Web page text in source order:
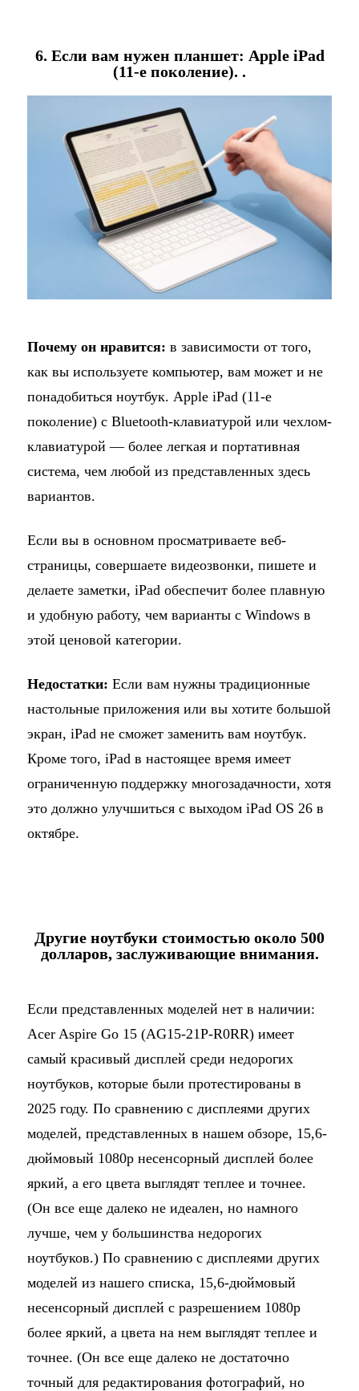
6. Если вам нужен планшет: Apple iPad
(11-е поколение). .
Почему он нравится: в зависимости от того,
как вы используете компьютер, вам может и не
понадобиться ноутбук. Apple iPad (11-е
поколение) с Bluetooth-клавиатурой или чехлом-
клавиатурой — более легкая и портативная
система, чем любой из представленных здесь
вариантов.
Если вы в основном просматриваете веб-
страницы, совершаете видеозвонки, пишете и
делаете заметки, iPad обеспечит более плавную
и удобную работу, чем варианты с Windows в
этой ценовой категории.
Недостатки: Если вам нужны традиционные
настольные приложения или вы хотите большой
экран, iPad не сможет заменить вам ноутбук.
Кроме того, iPad в настоящее время имеет
ограниченную поддержку многозадачности, хотя
это должно улучшиться с выходом iPad OS 26 в
октябре.
Другие ноутбуки стоимостью около 500
долларов, заслуживающие внимания.
Если представленных моделей нет в наличии:
Acer Aspire Go 15 (AG15-21P-R0RR) имеет
самый красивый дисплей среди недорогих
ноутбуков, которые были протестированы в
2025 году. По сравнению с дисплеями других
моделей, представленных в нашем обзоре, 15,6-
дюймовый 1080p несенсорный дисплей более
яркий, а его цвета выглядят теплее и точнее.
(Он все еще далеко не идеален, но намного
лучше, чем у большинства недорогих
ноутбуков.) По сравнению с дисплеями других
моделей из нашего списка, 15,6-дюймовый
несенсорный дисплей с разрешением 1080p
более яркий, а цвета на нем выглядят теплее и
точнее. (Он все еще далеко не достаточно
точный для редактирования фотографий, но